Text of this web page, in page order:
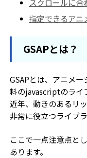
指定できるアニ
GSAPとは？
GSAPとは、アニメ
料のjavascriptのライ
近年、動きのあるリ
非常に役立つライブ
ここで一点注意点と
あります。